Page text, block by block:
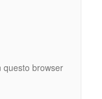
questo browser